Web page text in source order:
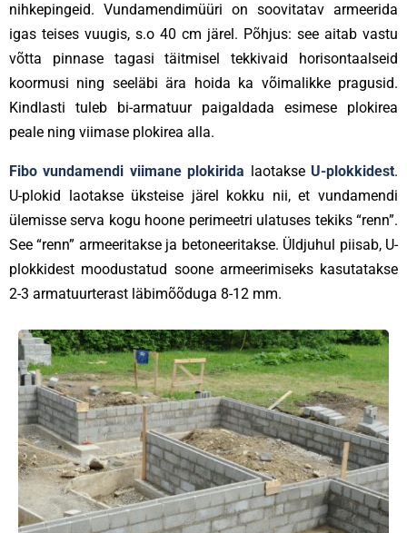
nihkepingeid. Vundamendimüüri on soovitatav armeerida
igas teises vuugis, s.o 40 cm järel. Põhjus: see aitab vastu
võtta pinnase tagasi täitmisel tekkivaid horisontaalseid
koormusi ning seeläbi ära hoida ka võimalikke pragusid.
Kindlasti tuleb bi-armatuur paigaldada esimese plokirea
peale ning viimase plokirea alla.
Fibo vundamendi viimane plokirida laotakse U-plokkidest.
U-plokid laotakse üksteise järel kokku nii, et vundamendi
ülemisse serva kogu hoone perimeetri ulatuses tekiks “renn”.
See “renn” armeeritakse ja betoneeritakse. Üldjuhul piisab, U-
plokkidest moodustatud soone armeerimiseks kasutatakse
2-3 armatuurterast läbimõõduga 8-12 mm.